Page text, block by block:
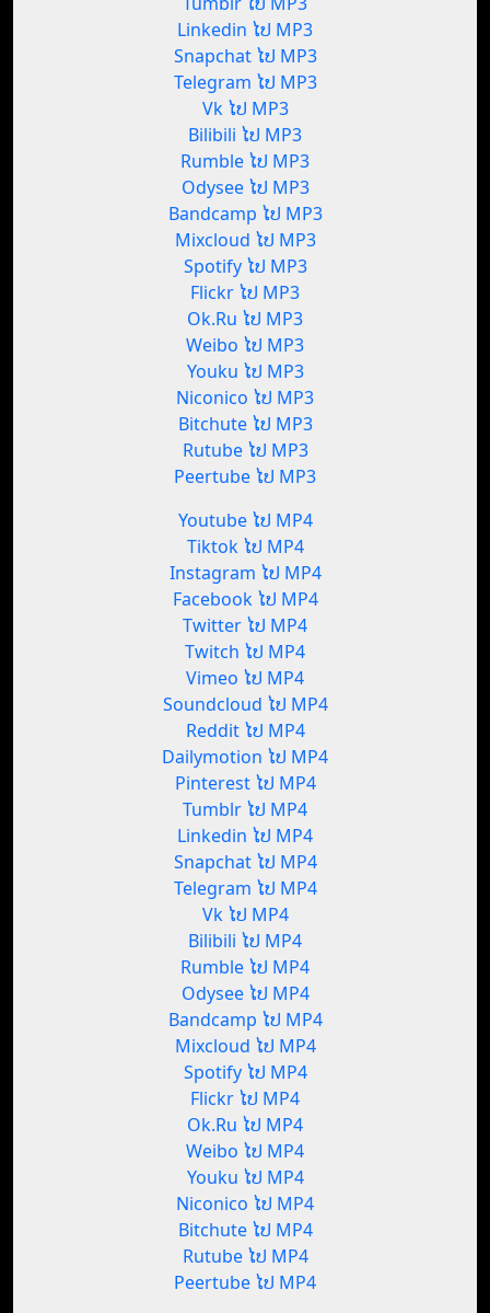
Linkedin ໄປ MP3
Snapchat ໄປ MP3
Telegram ໄປ MP3
Vk ໄປ MP3
Bilibili ໄປ MP3
Rumble ໄປ MP3
Odysee ໄປ MP3
Bandcamp ໄປ MP3
Mixcloud ໄປ MP3
Spotify ໄປ MP3
Flickr ໄປ MP3
Ok.Ru ໄປ MP3
Weibo ໄປ MP3
Youku ໄປ MP3
Niconico ໄປ MP3
Bitchute ໄປ MP3
Rutube ໄປ MP3
Peertube ໄປ MP3
Youtube ໄປ MP4
Tiktok ໄປ MP4
Instagram ໄປ MP4
Facebook ໄປ MP4
Twitter ໄປ MP4
Twitch ໄປ MP4
Vimeo ໄປ MP4
Soundcloud ໄປ MP4
Reddit ໄປ MP4
Dailymotion ໄປ MP4
Pinterest ໄປ MP4
Tumblr ໄປ MP4
Linkedin ໄປ MP4
Snapchat ໄປ MP4
Telegram ໄປ MP4
Vk ໄປ MP4
Bilibili ໄປ MP4
Rumble ໄປ MP4
Odysee ໄປ MP4
Bandcamp ໄປ MP4
Mixcloud ໄປ MP4
Spotify ໄປ MP4
Flickr ໄປ MP4
Ok.Ru ໄປ MP4
Weibo ໄປ MP4
Youku ໄປ MP4
Niconico ໄປ MP4
Bitchute ໄປ MP4
Rutube ໄປ MP4
Peertube ໄປ MP4